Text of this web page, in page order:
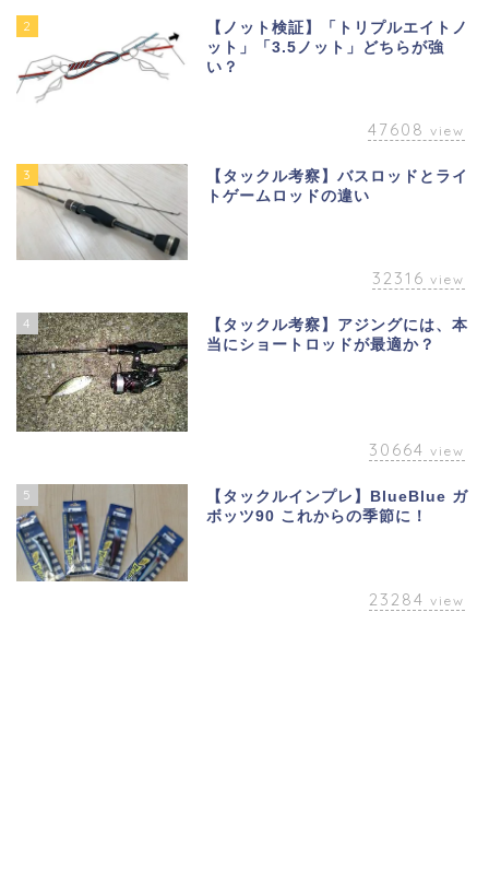
2
【ノット検証】「トリプルエイトノ
ット」「3.5ノット」どちらが強
い？
47608 view
3
【タックル考察】バスロッドとライ
トゲームロッドの違い
32316 view
4
【タックル考察】アジングには、本
当にショートロッドが最適か？
30664 view
5
【タックルインプレ】BlueBlue ガ
ボッツ90 これからの季節に！
23284 view